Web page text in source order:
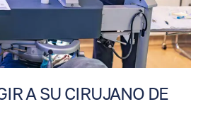
A SU CIRUJANO DE